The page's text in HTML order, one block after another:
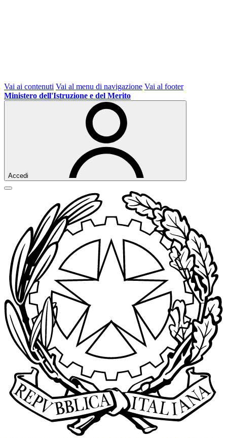
Vai ai contenuti Vai al menu di navigazione Vai al footer
Ministero dell'Istruzione e del Merito
Accedi